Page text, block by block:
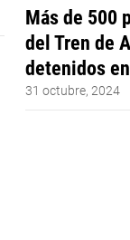
Más de 500
del Tren de
detenidos
31 octubre, 2024